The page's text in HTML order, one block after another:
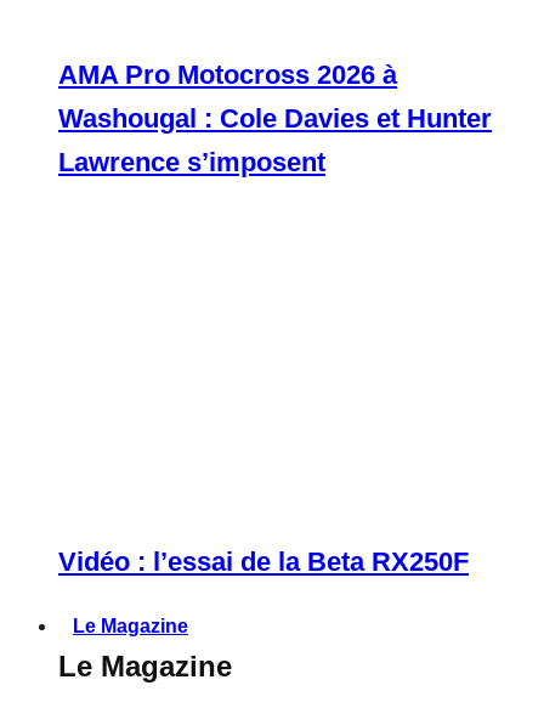
AMA Pro Motocross 2026 à
Washougal : Cole Davies et Hunter
Lawrence s’imposent
Vidéo : l’essai de la Beta RX250F
Le Magazine
Le Magazine